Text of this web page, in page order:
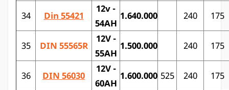
34 Din 55421
12v -
54AH
1.640.000 240 175
35 DIN 55565R
12V -
55AH
1.500.000 240 175
36 DIN 56030
12V -
60AH
1.600.000 525 240 175